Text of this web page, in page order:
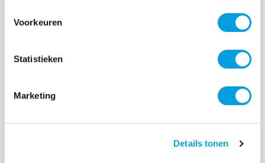
Voorkeuren
Statistieken
Marketing
Details tonen
Productnummer:
BeHello